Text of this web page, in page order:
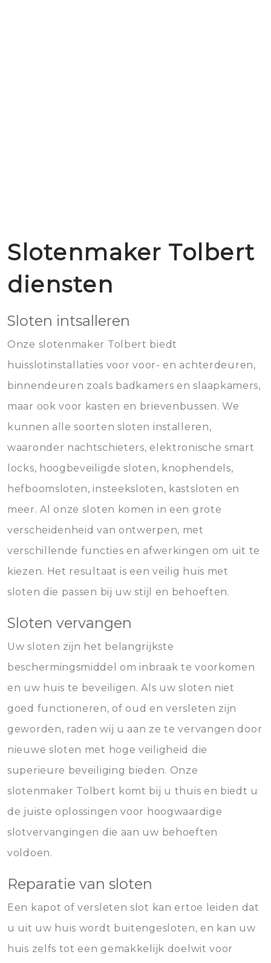
Slotenmaker Tolbert
diensten
Sloten intsalleren
Onze slotenmaker Tolbert biedt
huisslotinstallaties voor voor- en achterdeuren,
binnendeuren zoals badkamers en slaapkamers,
maar ook voor kasten en brievenbussen. We
kunnen alle soorten sloten installeren,
waaronder nachtschieters, elektronische smart
locks, hoogbeveiligde sloten, knophendels,
hefboomsloten, insteeksloten, kastsloten en
meer. Al onze sloten komen in een grote
verscheidenheid van ontwerpen, met
verschillende functies en afwerkingen om uit te
kiezen. Het resultaat is een veilig huis met
sloten die passen bij uw stijl en behoeften.
Sloten vervangen
Uw sloten zijn het belangrijkste
beschermingsmiddel om inbraak te voorkomen
en uw huis te beveiligen. Als uw sloten niet
goed functioneren, of oud en versleten zijn
geworden, raden wij u aan ze te vervangen door
nieuwe sloten met hoge veiligheid die
superieure beveiliging bieden. Onze
slotenmaker Tolbert komt bij u thuis en biedt u
de juiste oplossingen voor hoogwaardige
slotvervangingen die aan uw behoeften
voldoen.
Reparatie van sloten
Een kapot of versleten slot kan ertoe leiden dat
u uit uw huis wordt buitengesloten, en kan uw
huis zelfs tot een gemakkelijk doelwit voor